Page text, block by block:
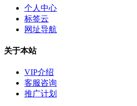
个人中心
标签云
网址导航
关于本站
VIP介绍
客服咨询
推广计划